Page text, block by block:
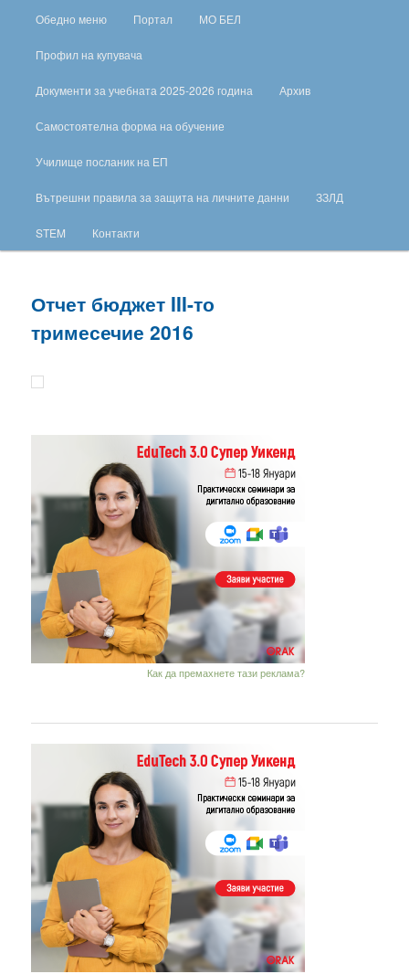
Обедно меню Портал МО БЕЛ
Профил на купувача
Документи за учебната 2025-2026 година Архив
Самостоятелна форма на обучение
Училище посланик на ЕП
Вътрешни правила за защита на личните данни ЗЗЛД
STEM Контакти
Отчет бюджет III-то
тримесечие 2016
Как да премахнете тази реклама?